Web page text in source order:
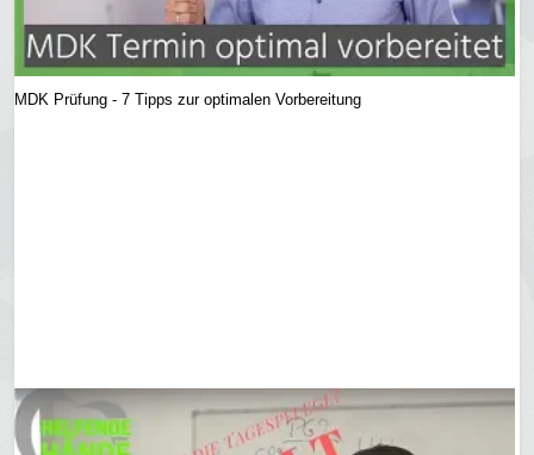
MDK Prüfung - 7 Tipps zur optimalen Vorbereitung